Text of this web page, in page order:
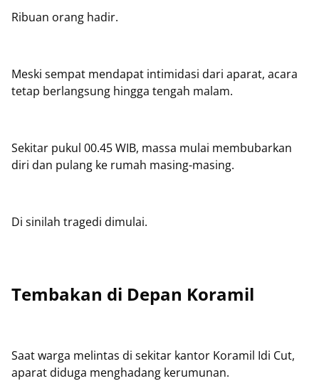
Ribuan orang hadir.
Meski sempat mendapat intimidasi dari aparat, acara
tetap berlangsung hingga tengah malam.
Sekitar pukul 00.45 WIB, massa mulai membubarkan
diri dan pulang ke rumah masing-masing.
Di sinilah tragedi dimulai.
Tembakan di Depan Koramil
Saat warga melintas di sekitar kantor Koramil Idi Cut,
aparat diduga menghadang kerumunan.